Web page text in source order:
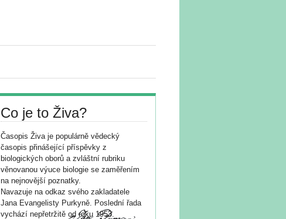
Co je to Živa?
Časopis Živa je populárně vědecký
časopis přinášející příspěvky z
biologických oborů a zvláštní rubriku
věnovanou výuce biologie se zaměřením
na nejnovější poznatky.
Navazuje na odkaz svého zakladatele
Jana Evangelisty Purkyně. Poslední řada
vychází nepřetržitě od roku 1953.